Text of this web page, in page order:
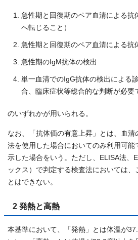
急性期と回復期のペア血清による抗
へ転じること）
急性期と回復期のペア血清による抗
急性期のIgM抗体の検出
単一血清でのIgG抗体の検出による
合、臨床症状等総合的な判断が必要
のいずれかが用いられる。
なお、「抗体価の有意上昇」とは、血
法を使用した場合においてのみ利用可能
示した場合をいう。ただし、ELISA法、
ックス）で判定する検査法においては、
とはできない。
2 発熱と高熱
本基準において、「発熱」とは体温が